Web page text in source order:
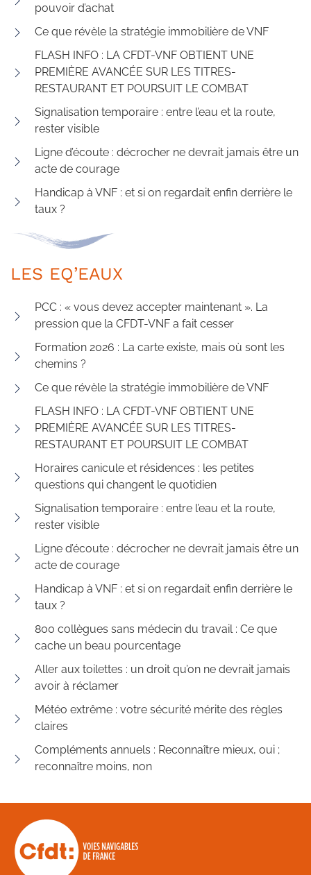
pouvoir d’achat
Ce que révèle la stratégie immobilière de VNF
FLASH INFO : LA CFDT-VNF OBTIENT UNE
PREMIÈRE AVANCÉE SUR LES TITRES-
RESTAURANT ET POURSUIT LE COMBAT
Signalisation temporaire : entre l’eau et la route,
rester visible
Ligne d’écoute : décrocher ne devrait jamais être un
acte de courage
Handicap à VNF : et si on regardait enfin derrière le
taux ?
LES EQ’EAUX
PCC : « vous devez accepter maintenant ». La
pression que la CFDT-VNF a fait cesser
Formation 2026 : La carte existe, mais où sont les
chemins ?
Ce que révèle la stratégie immobilière de VNF
FLASH INFO : LA CFDT-VNF OBTIENT UNE
PREMIÈRE AVANCÉE SUR LES TITRES-
RESTAURANT ET POURSUIT LE COMBAT
Horaires canicule et résidences : les petites
questions qui changent le quotidien
Signalisation temporaire : entre l’eau et la route,
rester visible
Ligne d’écoute : décrocher ne devrait jamais être un
acte de courage
Handicap à VNF : et si on regardait enfin derrière le
taux ?
800 collègues sans médecin du travail : Ce que
cache un beau pourcentage
Aller aux toilettes : un droit qu’on ne devrait jamais
avoir à réclamer
Météo extrême : votre sécurité mérite des règles
claires
Compléments annuels : Reconnaître mieux, oui ;
reconnaître moins, non